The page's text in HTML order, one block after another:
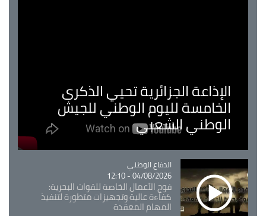
الإذاعة الجزائرية تحيي الذكرى
الخامسة لليوم الوطني للجيش
الوطني الشعبي
Catégorie
الدفاع الوطني
04/08/2026 - 12:10
فوج الأعمال الخاصة للقوات البحرية:
كفاءة عالية وتجهيزات متطورة لتنفيذ
المهام المعقدة